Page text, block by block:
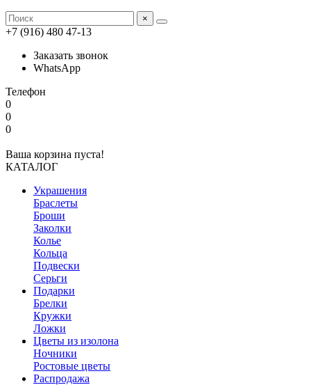
×
+7 (916) 480 47-13
Заказать звонок
WhatsApp
Телефон
0
0
0
Ваша корзина пуста!
КАТАЛОГ
Украшения
Браслеты
Броши
Заколки
Колье
Кольца
Подвески
Серьги
Подарки
Брелки
Кружки
Ложки
Цветы из изолона
Ночники
Ростовые цветы
Распродажа